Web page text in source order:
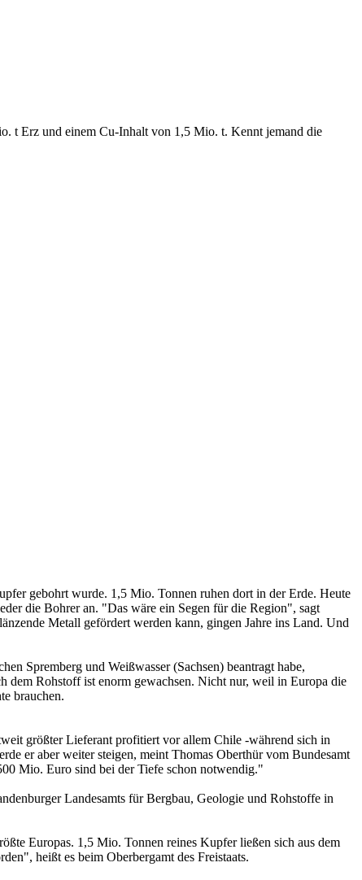
t Erz und einem Cu-Inhalt von 1,5 Mio. t. Kennt jemand die
gebohrt wurde. 1,5 Mio. Tonnen ruhen dort in der Erde. Heute
die Bohrer an. "Das wäre ein Segen für die Region", sagt
Metall gefördert werden kann, gingen Jahre ins Land. Und
Spremberg und Weißwasser (Sachsen) beantragt habe,
dem Rohstoff ist enorm gewachsen. Nicht nur, weil in Europa die
brauchen.
größter Lieferant profitiert vor allem Chile -während sich in
er aber weiter steigen, meint Thomas Oberthür vom Bundesamt
Mio. Euro sind bei der Tiefe schon notwendig."
Landesamts für Bergbau, Geologie und Rohstoffe in
Europas. 1,5 Mio. Tonnen reines Kupfer ließen sich aus dem
heißt es beim Oberbergamt des Freistaats.